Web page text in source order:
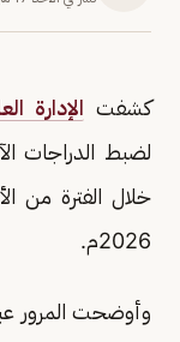
كشفت الإدارة
لضبط الدراجات
2026م.
وأوضحت المرور